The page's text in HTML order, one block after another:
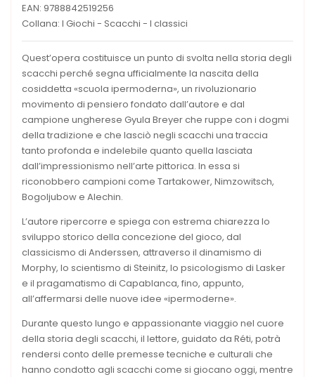
EAN: 9788842519256
Collana: I Giochi - Scacchi - I classici
Quest’opera costituisce un punto di svolta nella storia degli
scacchi perché segna ufficialmente la nascita della
cosiddetta «scuola ipermoderna», un rivoluzionario
movimento di pensiero fondato dall’autore e dal
campione ungherese Gyula Breyer che ruppe con i dogmi
della tradizione e che lasciò negli scacchi una traccia
tanto profonda e indelebile quanto quella lasciata
dall’impressionismo nell’arte pittorica. In essa si
riconobbero campioni come Tartakower, Nimzowitsch,
Bogoljubow e Alechin.
L’autore ripercorre e spiega con estrema chiarezza lo
sviluppo storico della concezione del gioco, dal
classicismo di Anderssen, attraverso il dinamismo di
Morphy, lo scientismo di Steinitz, lo psicologismo di Lasker
e il pragamatismo di Capablanca, fino, appunto,
all’affermarsi delle nuove idee «ipermoderne».
Durante questo lungo e appassionante viaggio nel cuore
della storia degli scacchi, il lettore, guidato da Réti, potrà
rendersi conto delle premesse tecniche e culturali che
hanno condotto agli scacchi come si giocano oggi, mentre